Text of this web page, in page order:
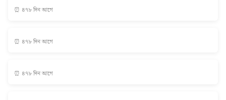
⏰ ৪৭৮ দিন আগে
⏰ ৪৭৮ দিন আগে
⏰ ৪৭৮ দিন আগে